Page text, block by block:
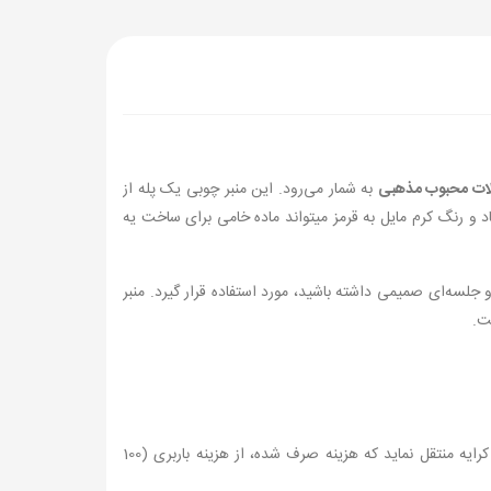
محبوب مذهبی به شمار می‌رود. این منبر چوبی یک پله از
کرم مایل به قرمز میتواند ماده خامی برای ساخت یه
صمیمی داشته باشید، مورد استفاده قرار گیرد. منبر
برای انتقال ارزان محصول و آسیب ندیدن آن در طول مسیر، مشتری در محل کارگاه حضوریابد و محصول را با ماشین کرایه منتقل نماید که هزینه صرف شده، از هزینه باربری (100